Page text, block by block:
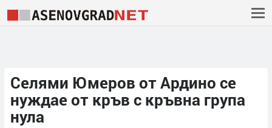
Селями Юмеров от Ардино се
нуждае от кръв с кръвна група
нула